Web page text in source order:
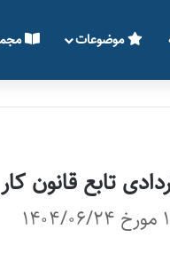
موضوعات
تابع قانون